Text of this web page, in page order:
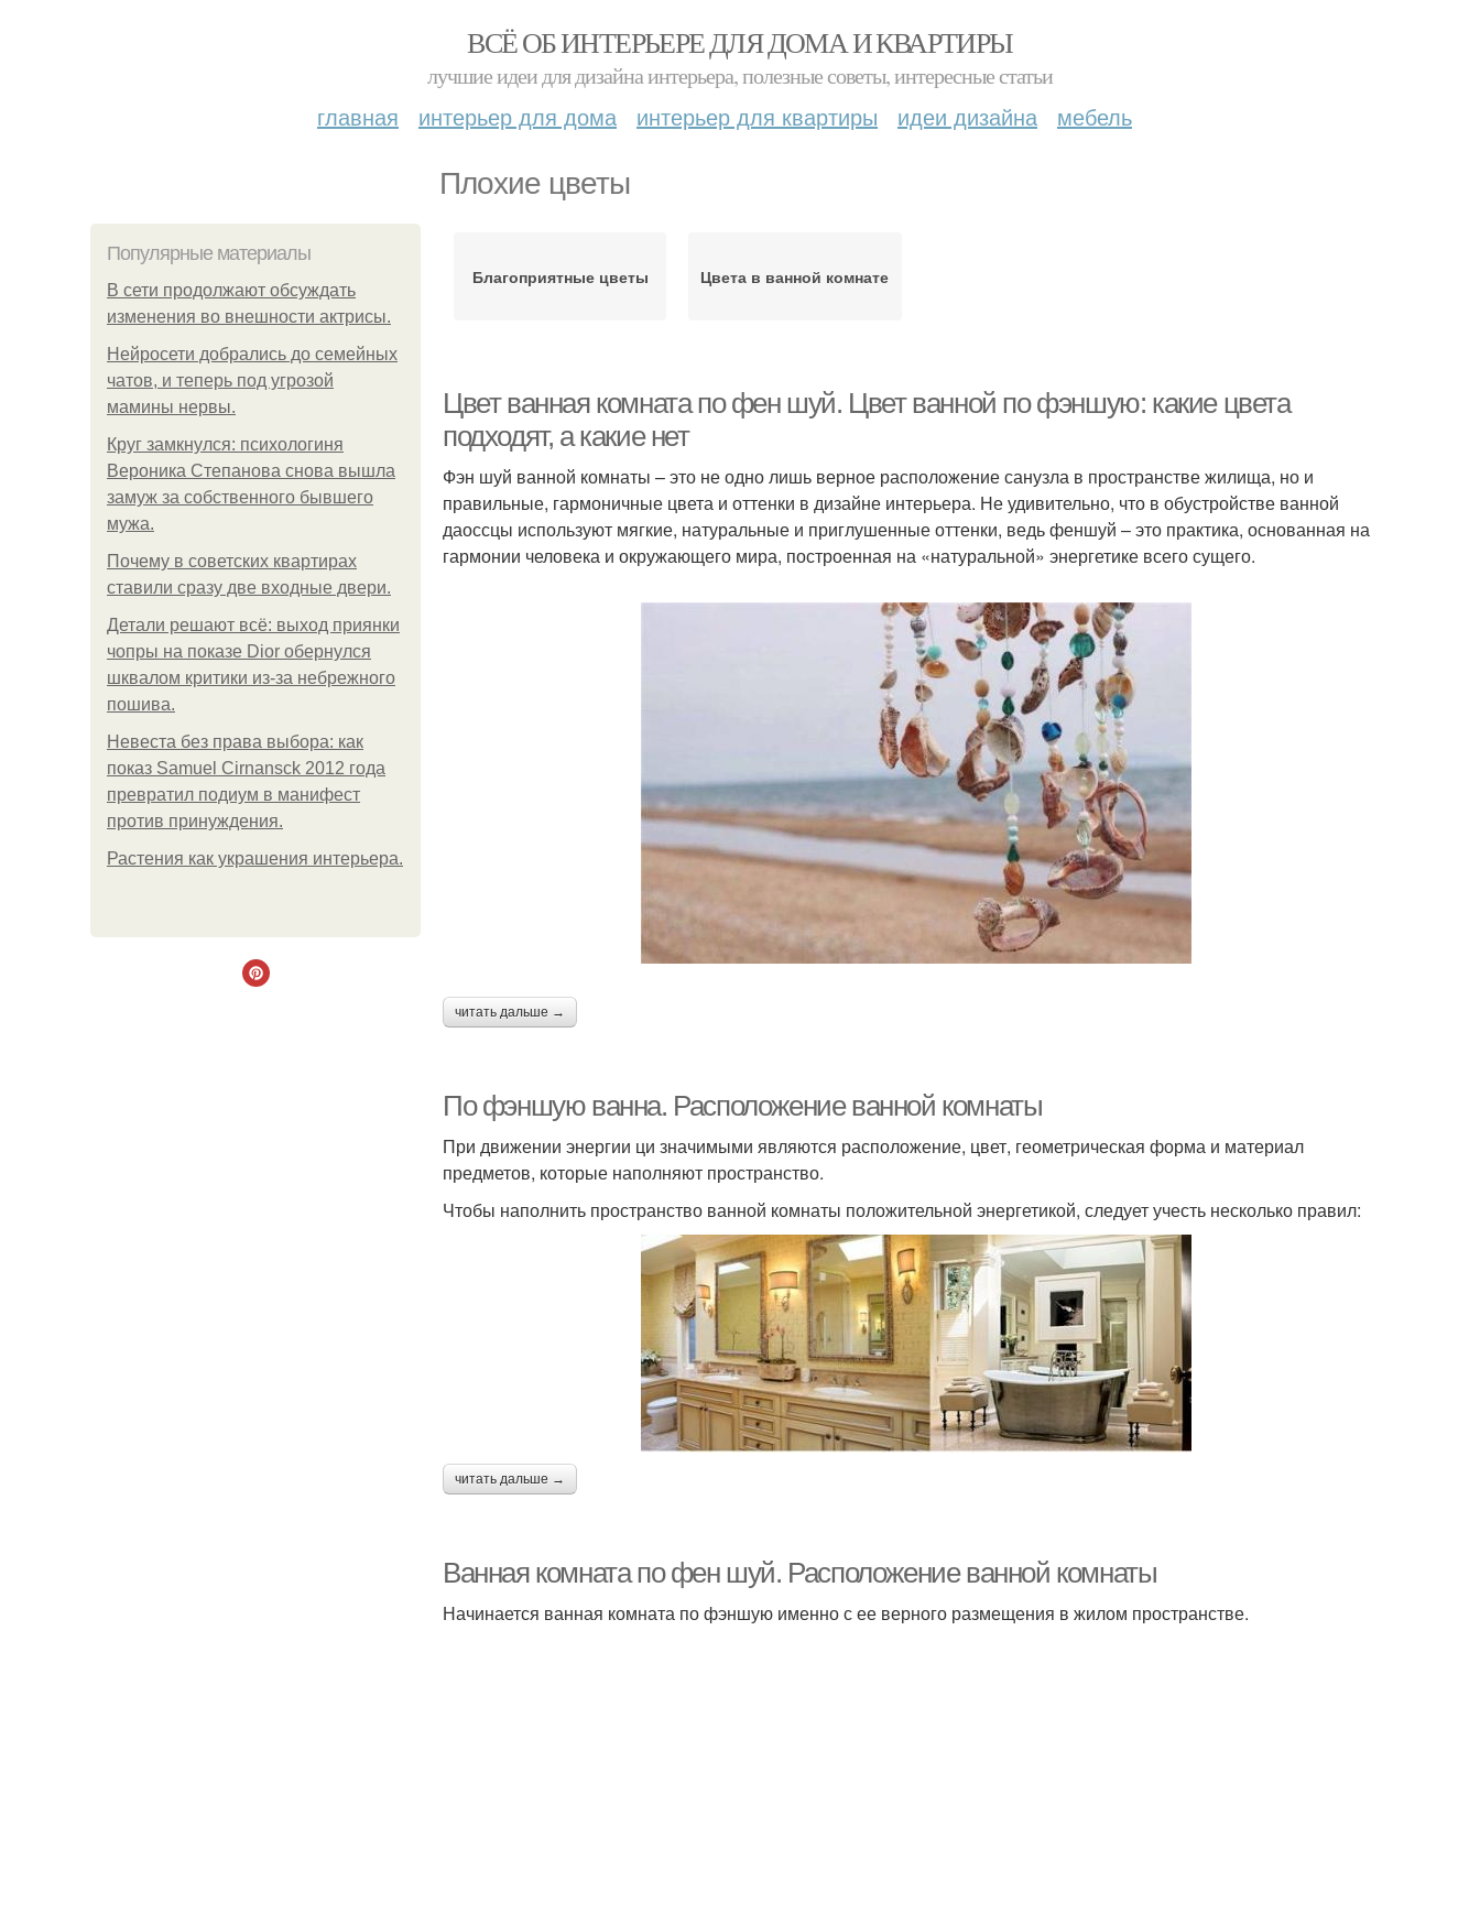
ВСЁ ОБ ИНТЕРЬЕРЕ ДЛЯ ДОМА И КВАРТИРЫ
лучшие идеи для дизайна интерьера, полезные советы, интересные статьи
главная интерьер для дома интерьер для квартиры идеи дизайна мебель
Плохие цветы
Популярные материалы
В сети продолжают обсуждать
изменения во внешности актрисы.
Нейросети добрались до семейных
чатов, и теперь под угрозой
мамины нервы.
Круг замкнулся: психологиня
Вероника Степанова снова вышла
замуж за собственного бывшего
мужа.
Почему в советских квартирах
ставили сразу две входные двери.
Детали решают всё: выход приянки
чопры на показе Dior обернулся
шквалом критики из-за небрежного
пошива.
Невеста без права выбора: как
показ Samuel Cirnansck 2012 года
превратил подиум в манифест
против принуждения.
Растения как украшения интерьера.
Благоприятные цветы Цвета в ванной комнате
Цвет ванная комната по фен шуй. Цвет ванной по фэншую: какие цвета
подходят, а какие нет
Фэн шуй ванной комнаты – это не одно лишь верное расположение санузла в пространстве жилища, но и
правильные, гармоничные цвета и оттенки в дизайне интерьера. Не удивительно, что в обустройстве ванной
даоссцы используют мягкие, натуральные и приглушенные оттенки, ведь феншуй – это практика, основанная на
гармонии человека и окружающего мира, построенная на «натуральной» энергетике всего сущего.
читать дальше →
По фэншую ванна. Расположение ванной комнаты
При движении энергии ци значимыми являются расположение, цвет, геометрическая форма и материал
предметов, которые наполняют пространство.
Чтобы наполнить пространство ванной комнаты положительной энергетикой, следует учесть несколько правил:
читать дальше →
Ванная комната по фен шуй. Расположение ванной комнаты
Начинается ванная комната по фэншую именно с ее верного размещения в жилом пространстве.